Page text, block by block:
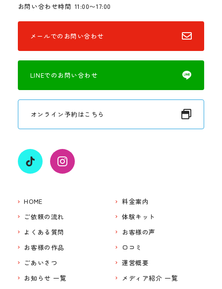
お問い合わせ時間 11:00〜17:00
メールでのお問い合わせ
LINEでのお問い合わせ
オンライン予約はこちら
HOME
料金案内
ご依頼の流れ
体験キット
よくある質問
お客様の声
お客様の作品
口コミ
ごあいさつ
運営概要
お知らせ 一覧
メディア紹介 一覧